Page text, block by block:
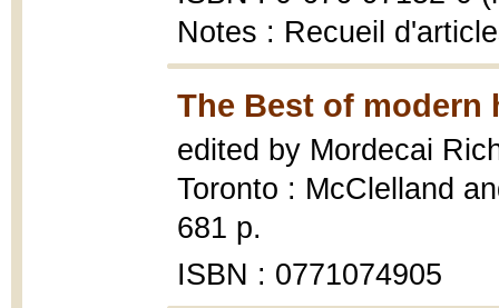
Notes : Recueil
The Best of modern
edited by Mordecai
Toronto : McClelland
681 p.
ISBN : 0771074905